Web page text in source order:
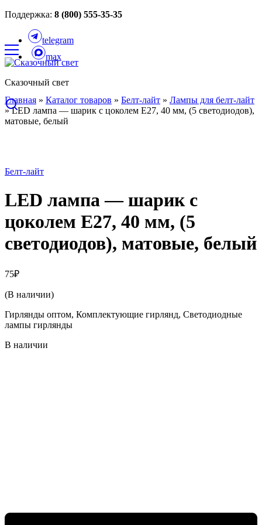
Поддержка: 8 (800) 555-35-35
telegram
max
Сказочный свет
Главная » Каталог товаров » Белт-лайт » Лампы для белт-лайт
»LED лампа — шарик с цоколем E27, 40 мм, (5 светодиодов),
матовые, белый
Белт-лайт
LED лампа — шарик с
цоколем E27, 40 мм, (5
светодиодов), матовые, белый
75₽
(В наличии)
Гирлянды оптом, Комплектующие гирлянд, Светодиодные
лампы гирлянды
В наличии